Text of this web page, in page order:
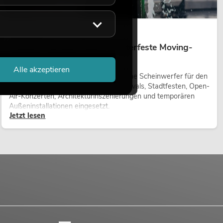
Outdoor Moving-Heads: Wetterfeste Moving-
Heads bei Events
Outdoor Moving-Heads sind bewegliche Scheinwerfer für den
Einsatz im Freien. Sie werden bei Festivals, Stadtfesten, Open-
Air-Konzerten, Architekturinszenierungen und temporären
Außeninstallationen eingesetzt.
Jetzt lesen
Alle akzeptieren